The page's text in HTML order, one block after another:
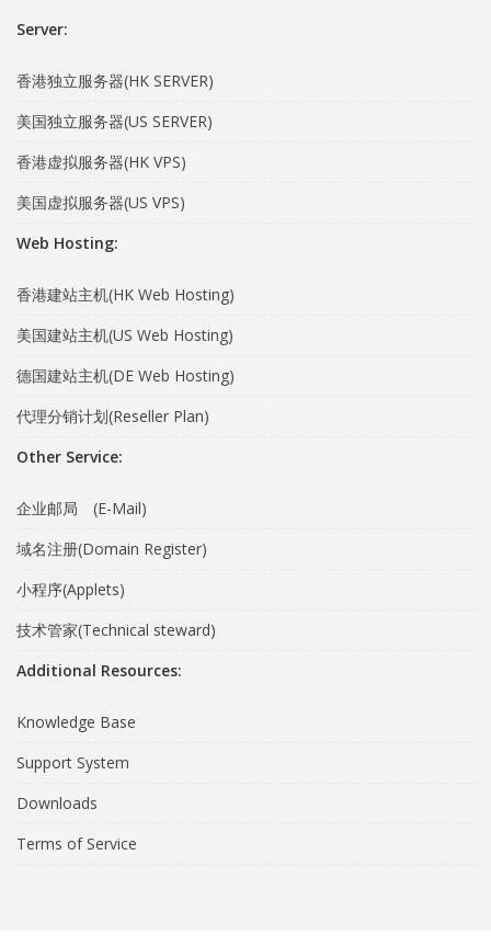
Server:
香港独立服务器(HK SERVER)
美国独立服务器(US SERVER)
香港虚拟服务器(HK VPS)
美国虚拟服务器(US VPS)
Web Hosting:
香港建站主机(HK Web Hosting)
美国建站主机(US Web Hosting)
德国建站主机(DE Web Hosting)
代理分销计划(Reseller Plan)
Other Service:
企业邮局 (E-Mail)
域名注册(Domain Register)
小程序(Applets)
技术管家(Technical steward)
Additional Resources:
Knowledge Base
Support System
Downloads
Terms of Service